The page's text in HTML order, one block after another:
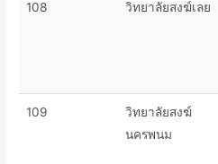
108 วิทยาลัยสงฆ์เลย
109
วิทยาลัยสงฆ์
นครพนม